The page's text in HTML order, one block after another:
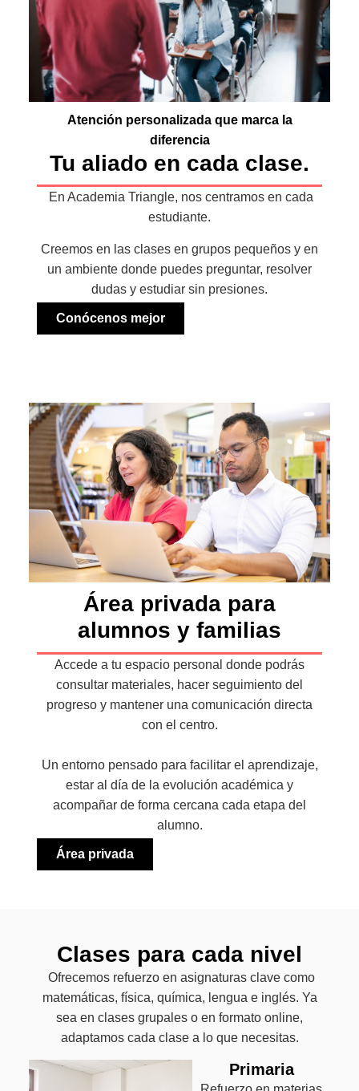
Atención personalizada que marca la
diferencia
Tu aliado en cada clase.
En Academia Triangle, nos centramos en cada
estudiante.
Creemos en las clases en grupos pequeños y en
un ambiente donde puedes preguntar, resolver
dudas y estudiar sin presiones.
Conócenos mejor
Área privada para
alumnos y familias
Accede a tu espacio personal donde podrás
consultar materiales, hacer seguimiento del
progreso y mantener una comunicación directa
con el centro.
Un entorno pensado para facilitar el aprendizaje,
estar al día de la evolución académica y
acompañar de forma cercana cada etapa del
alumno.
Área privada
Clases para cada nivel
Ofrecemos refuerzo en asignaturas clave como
matemáticas, física, química, lengua e inglés. Ya
sea en clases grupales o en formato online,
adaptamos cada clase a lo que necesitas.
Primaria